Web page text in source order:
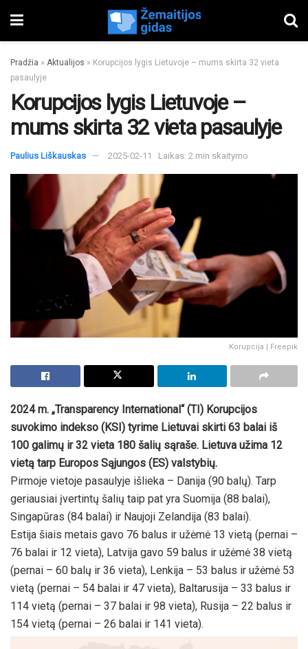
Pradžia » Aktualijos » Korupcijos lygis Lietuvoje – mums skirta 32 vieta
pasaulyje
Korupcijos lygis Lietuvoje –
mums skirta 32 vieta pasaulyje
Paulius Liškauskas 2025-02-11 Laikas: 2 min skaitymo
Korupcija | Freepik
2024 m. „Transparency International“ (TI) Korupcijos
suvokimo indekso (KSI) tyrime Lietuvai skirti 63 balai iš
100 galimų ir 32 vieta 180 šalių sąraše. Lietuva užima 12
vietą tarp Europos Sąjungos (ES) valstybių.
Pirmoje vietoje pasaulyje išlieka – Danija (90 balų). Tarp
geriausiai įvertintų šalių taip pat yra Suomija (88 balai),
Singapūras (84 balai) ir Naujoji Zelandija (83 balai).
Estija šiais metais gavo 76 balus ir užėmė 13 vietą (pernai –
76 balai ir 12 vieta), Latvija gavo 59 balus ir užėmė 38 vietą
(pernai – 60 balų ir 36 vieta), Lenkija – 53 balus ir užėmė 53
vietą (pernai – 54 balai ir 47 vieta), Baltarusija – 33 balus ir
114 vietą (pernai – 37 balai ir 98 vieta), Rusija – 22 balus ir
154 vietą (pernai – 26 balai ir 141 vieta).